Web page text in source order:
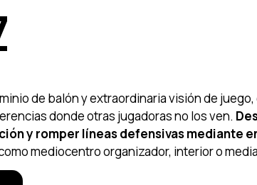
de balón y extraordinaria visión de juego,
donde otras jugadoras no los ven.
y romper líneas defensivas mediante
mediocentro organizador, interior o